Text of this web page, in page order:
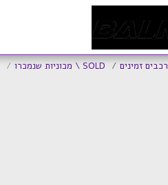
רכבים זמינים SOLD \ מכוניות שנמכרו